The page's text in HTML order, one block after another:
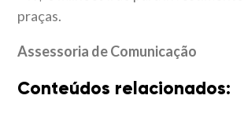
praças.
Assessoria de Comunicação
Conteúdos relacionados: